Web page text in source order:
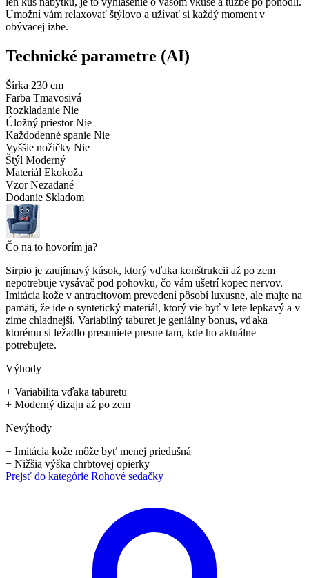
Umožní vám relaxovať štýlovo a užívať si každý moment v
obývacej izbe.
Technické parametre (AI)
Šírka 230 cm
Farba Tmavosivá
Rozkladanie Nie
Úložný priestor Nie
Každodenné spanie Nie
Vyššie nožičky Nie
Štýl Moderný
Materiál Ekokoža
Vzor Nezadané
Dodanie Skladom
Čo na to hovorím ja?
Sirpio je zaujímavý kúsok, ktorý vďaka konštrukcii až po zem
nepotrebuje vysávač pod pohovku, čo vám ušetrí kopec nervov.
Imitácia kože v antracitovom prevedení pôsobí luxusne, ale majte na
pamäti, že ide o syntetický materiál, ktorý vie byť v lete lepkavý a v
zime chladnejší. Variabilný taburet je geniálny bonus, vďaka
ktorému si ležadlo presuniete presne tam, kde ho aktuálne
potrebujete.
Výhody
+ Variabilita vďaka taburetu
+ Moderný dizajn až po zem
Nevýhody
− Imitácia kože môže byť menej priedušná
− Nižšia výška chrbtovej opierky
Prejsť do kategórie Rohové sedačky